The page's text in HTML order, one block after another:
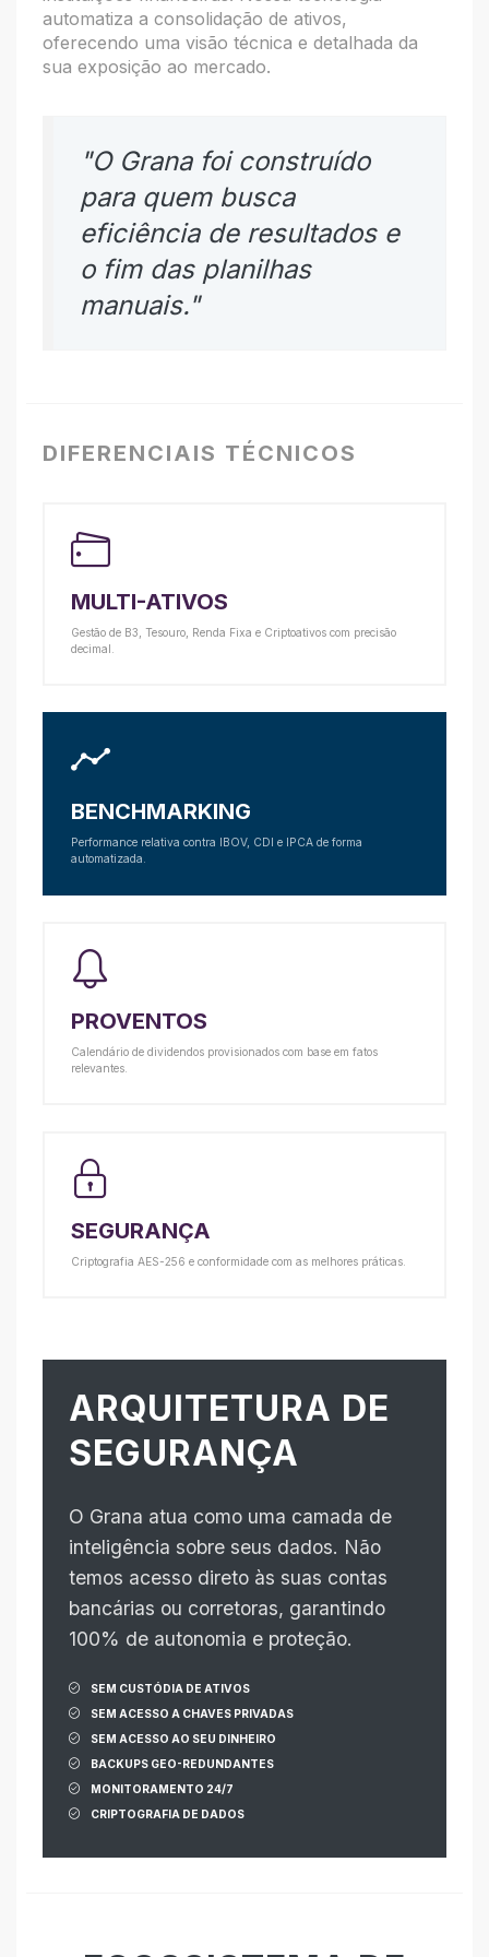
automatiza a consolidação de ativos,
oferecendo uma visão técnica e detalhada da
sua exposição ao mercado.
"O Grana foi construído
para quem busca
eficiência de resultados e
o fim das planilhas
manuais."
DIFERENCIAIS TÉCNICOS
MULTI-ATIVOS
Gestão de B3, Tesouro, Renda Fixa e Criptoativos com precisão
decimal.
BENCHMARKING
Performance relativa contra IBOV, CDI e IPCA de forma
automatizada.
PROVENTOS
Calendário de dividendos provisionados com base em fatos
relevantes.
SEGURANÇA
Criptografia AES-256 e conformidade com as melhores práticas.
ARQUITETURA DE
SEGURANÇA
O Grana atua como uma camada de
inteligência sobre seus dados. Não
temos acesso direto às suas contas
bancárias ou corretoras, garantindo
100% de autonomia e proteção.
SEM CUSTÓDIA DE ATIVOS
SEM ACESSO A CHAVES PRIVADAS
SEM ACESSO AO SEU DINHEIRO
BACKUPS GEO-REDUNDANTES
MONITORAMENTO 24/7
CRIPTOGRAFIA DE DADOS